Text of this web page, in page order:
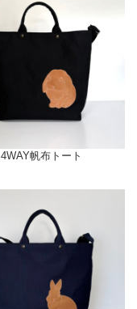
4WAY帆布トート